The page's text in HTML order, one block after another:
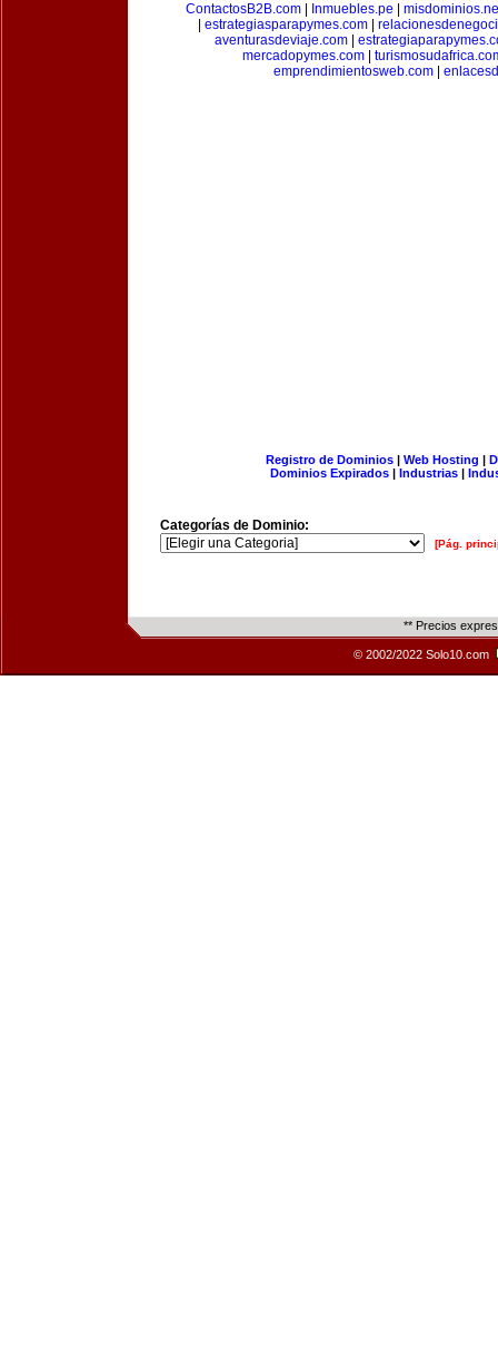
ContactosB2B.com
Inmuebles.pe
estrategiasparapymes.com
aventurasdeviaje.com|
mercadopymes.com
emprendimientosweb.com
Registro de Dominios| Web Hosting |
Dominios Expirados | Industrias |
Categorías de Dominio:
[Pág.
** Precios
© 2002/2022 Solo10.com